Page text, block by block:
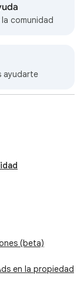
comunidad
ayudarte
(beta)
en la propiedad